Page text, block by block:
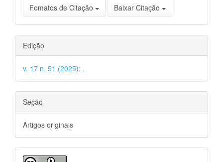
Fomatos de Citação Baixar Citação
Edição
v. 17 n. 51 (2025): .
Seção
Artigos originais